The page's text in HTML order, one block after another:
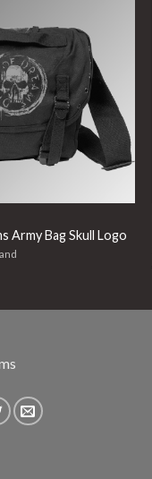
Army Bag Skull Logo